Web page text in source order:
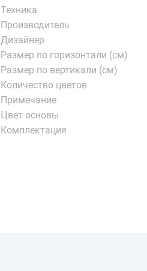
Техника
Производитель
Дизайнер
Размер по горизонтали (см)
Размер по вертикали (см)
Количество цветов
Примечание
Цвет основы
Комплектация